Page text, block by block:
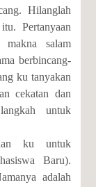
Hilanglah
Pertanyaan
salam
berbincang-
ku tanyakan
cekatan dan
untuk
ku untuk
Baru).
adalah